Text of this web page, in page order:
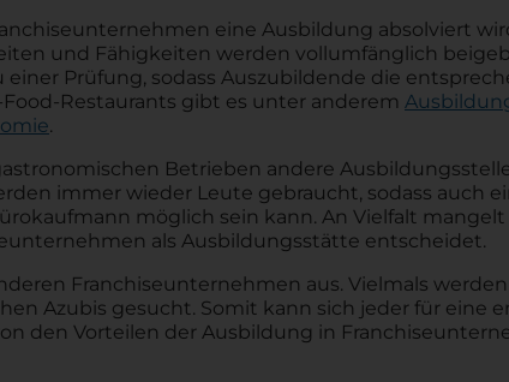
eine Ausbildung absolviert
und Fähigkeiten werden vollumfänglich
Prüfung, sodass Auszubildende die
Restaurants gibt es unter anderem
.
Betrieben andere
immer wieder Leute gebraucht, sodass auch
möglich sein kann. An Vielfalt
als Ausbildungsstätte entscheidet.
Franchiseunternehmen aus. Vielmals
Azubis gesucht. Somit kann sich jeder für eine
den Vorteilen der Ausbildung in